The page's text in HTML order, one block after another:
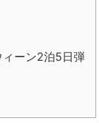
ィーン2泊5日弾